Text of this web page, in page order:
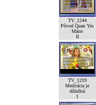
TV_1244
Pôvod Quan Yin
Márie
II
TV_1219
Meditácia je
dôležitá
I